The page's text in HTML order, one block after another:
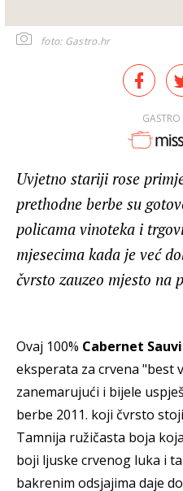
foto: Gastro.hr
Uvjetno stariji rose
prethodne berbe su
policama vinoteka i
mjesecima kada je već
čvrsto zauzeo mjesto na
Ovaj 100% Cabernet
eksperata za crvena "best
zanemarujući i bijele
berbe 2011. koji čvrsto
Tamnija ružičasta boja
boji ljuske crvenog luka i
bakrenim odsjajima daje